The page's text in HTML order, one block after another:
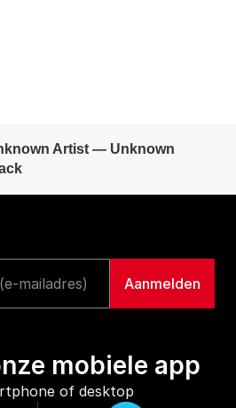
Artist — Unknown
mobiele app
of desktop